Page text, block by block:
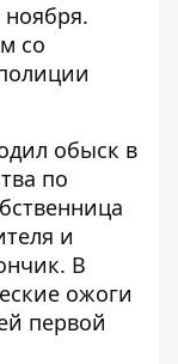
со
обыск в
по
и
В
ожоги
первой